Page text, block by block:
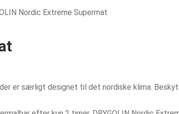
Nordic Extreme Supermat
er særligt designet til det nordiske klima.